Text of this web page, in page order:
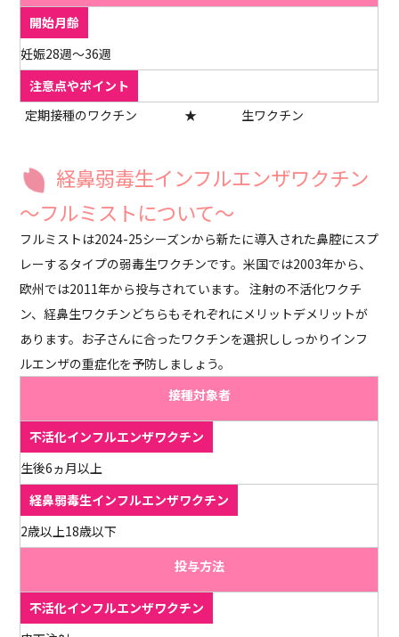
妊娠28週〜36週
定期接種のワクチン ★ 生ワクチン
経鼻弱毒生インフルエンザワクチン
～フルミストについて～
フルミストは2024-25シーズンから新たに導入された鼻腔にスプ
レーするタイプの弱毒生ワクチンです。米国では2003年から、
欧州では2011年から投与されています。 注射の不活化ワクチ
ン、経鼻生ワクチンどちらもそれぞれにメリットデメリットが
あります。お子さんに合ったワクチンを選択ししっかりインフ
ルエンザの重症化を予防しましょう。
接種対象者
生後6ヵ月以上
2歳以上18歳以下
投与方法